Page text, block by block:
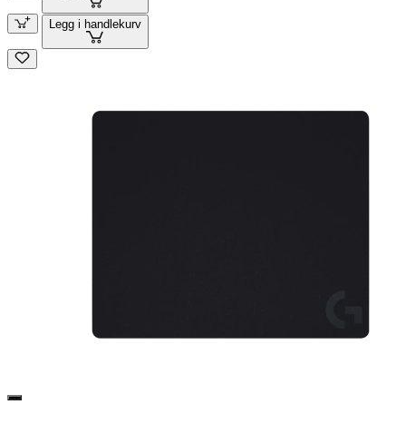
Legg i handlekurv